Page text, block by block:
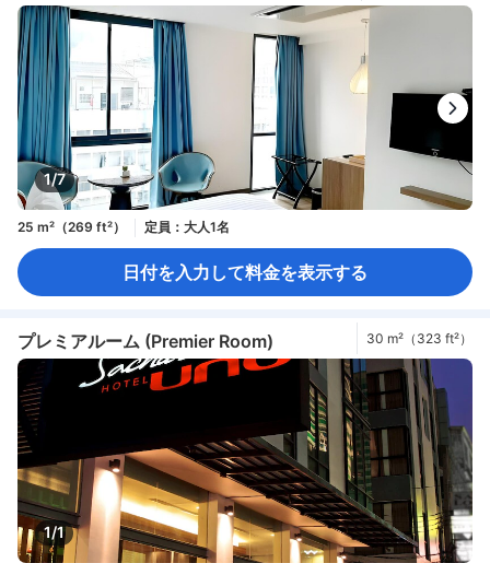
1/7
25 m²（269 ft²） 定員：大人1名
日付を入力して料金を表示する
プレミアルーム (Premier Room) 30 m²（323 ft²）
1/1